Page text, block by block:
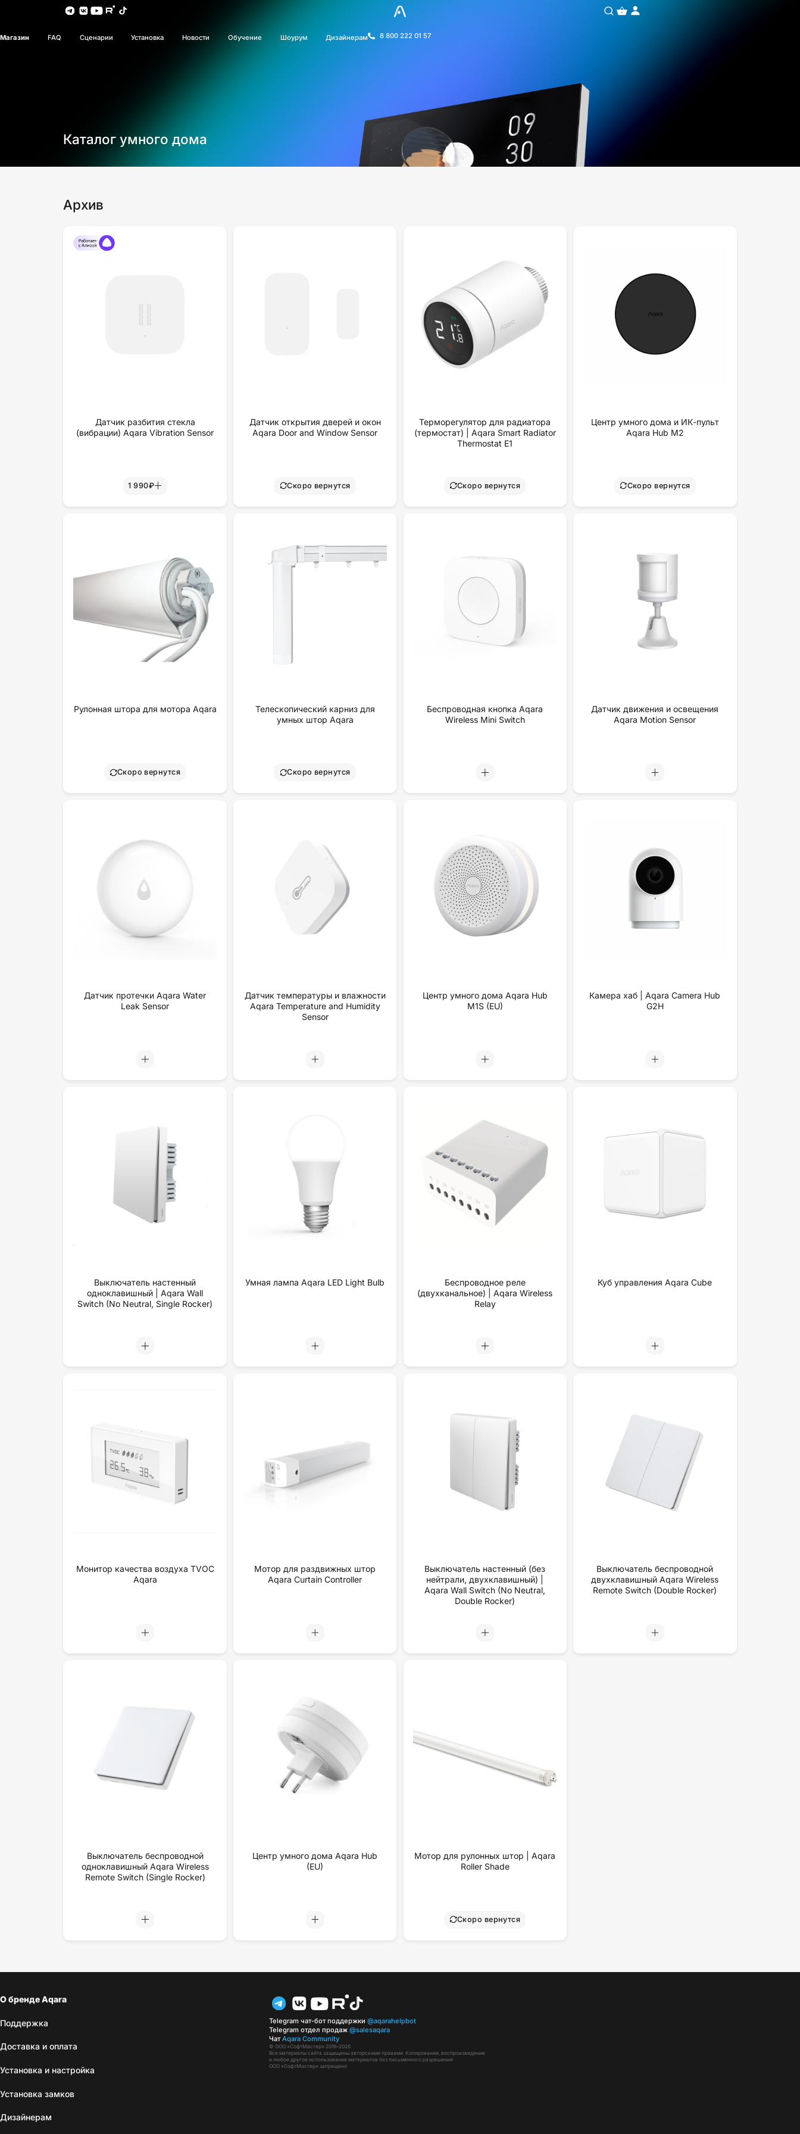
Магазин FAQ Сценарии Установка Новости Обучение Шоурум Дизайнерам 8 800 222 01 57
Каталог умного дома
Архив
Датчик разбития стекла
(вибрации) Aqara Vibration Sensor
1 990₽
Датчик открытия дверей и окон
Aqara Door and Window Sensor
Скоро вернутся
Терморегулятор для радиатора
(термостат) | Aqara Smart Radiator
Thermostat E1
Скоро вернутся
Центр умного дома и ИК-пульт
Aqara Hub M2
Скоро вернутся
Рулонная штора для мотора Aqara
Скоро вернутся
Телескопический карниз для
умных штор Aqara
Скоро вернутся
Беспроводная кнопка Aqara
Wireless Mini Switch
Датчик движения и освещения
Aqara Motion Sensor
Датчик протечки Aqara Water
Leak Sensor
Датчик температуры и влажности
Aqara Temperature and Humidity
Sensor
Центр умного дома Aqara Hub
M1S (EU)
Камера хаб | Aqara Camera Hub
G2H
Выключатель настенный
одноклавишный | Aqara Wall
Switch (No Neutral, Single Rocker)
Умная лампа Aqara LED Light Bulb
Беспроводное реле
(двухканальное) | Aqara Wireless
Relay
Куб управления Aqara Cube
Монитор качества воздуха TVOC
Aqara
Мотор для раздвижных штор
Aqara Curtain Controller
Выключатель настенный (без
нейтрали, двухклавишный) |
Aqara Wall Switch (No Neutral,
Double Rocker)
Выключатель беспроводной
двухклавишный Aqara Wireless
Remote Switch (Double Rocker)
Выключатель беспроводной
одноклавишный Aqara Wireless
Remote Switch (Single Rocker)
Центр умного дома Aqara Hub
(EU)
Мотор для рулонных штор | Aqara
Roller Shade
Скоро вернутся
О бренде Aqara
Поддержка
Доставка и оплата
Установка и настройка
Установка замков
Дизайнерам
Telegram чат-бот поддержки @aqarahelpbot
Telegram отдел продаж@salesaqara
ЧатAqara Community
© ООО «СофтМастер» 2019–2026
Все материалы сайта защищены авторскими правами. Копирование, воспроизведение
и любое другое использование материалов без письменного разрешения
ООО «СофтМастер» запрещено